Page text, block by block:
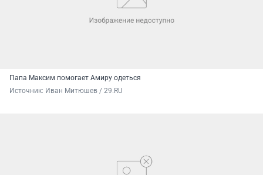
Папа Максим помогает Амиру одеться
Источник: Иван Митюшев / 29.RU